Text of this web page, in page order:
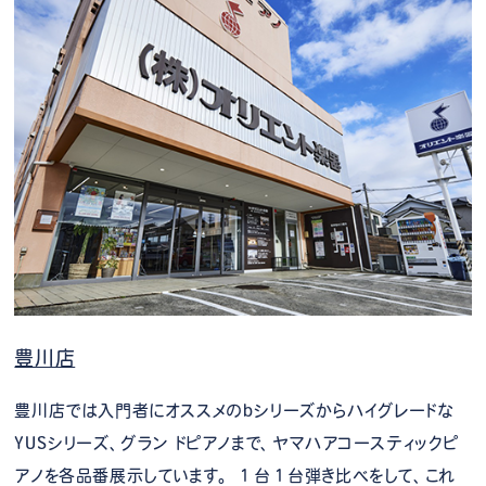
豊川店
豊川店では入門者にオススメのbシリーズからハイグレードな
YUSシリーズ、グラン ドピアノまで、ヤマハアコースティックピ
アノを各品番展示しています。 １台１台弾き比べをして、これ